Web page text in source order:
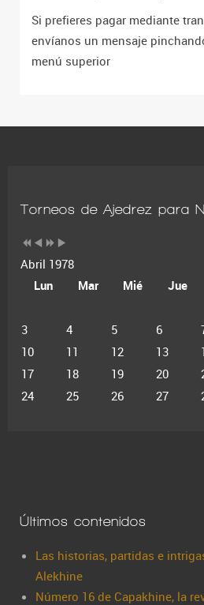
Si prefieres pagar mediante
envíanos un mensaje
menú superior
Torneos de Ajedrez para
Abril 1978
Lun
Mar Mié Jue
3
4 5 6
10
11 12 13
17
18 19 20
24
25 26 27
Últimos contenidos
Las historias, partidas e
Alekhine
Número 16 de Capakhine, la